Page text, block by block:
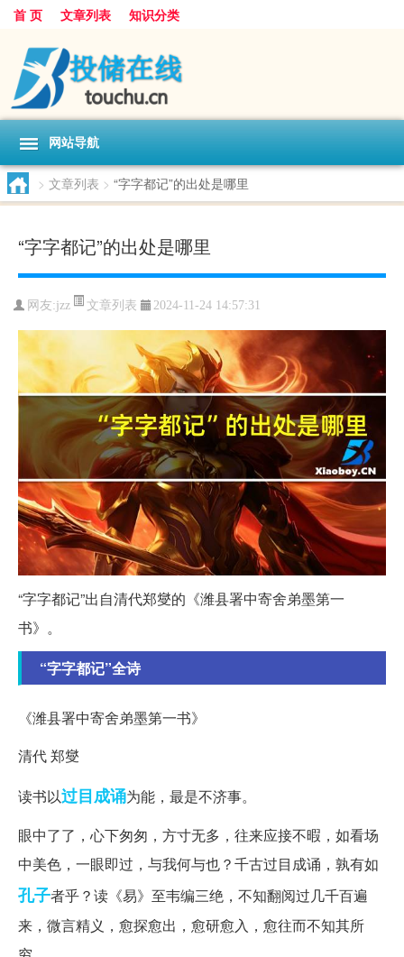
首 页 文章列表 知识分类
网站导航
> 文章列表 > “字字都记”的出处是哪里
“字字都记”的出处是哪里
网友:jzz 文章列表 2024-11-24 14:57:31
“字字都记”出自清代郑燮的《潍县署中寄舍弟墨第一
书》。
“字字都记”全诗
《潍县署中寄舍弟墨第一书》
清代 郑燮
读书以过目成诵为能，最是不济事。
眼中了了，心下匆匆，方寸无多，往来应接不暇，如看场
中美色，一眼即过，与我何与也？千古过目成诵，孰有如
孔子者乎？读《易》至韦编三绝，不知翻阅过几千百遍
来，微言精义，愈探愈出，愈研愈入，愈往而不知其所